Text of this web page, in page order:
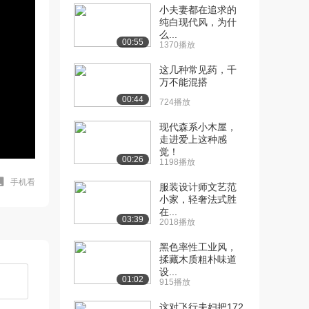
手机看
00:55
小夫妻都在追求的
纯白现代风，为什
么...
1370播放
00:44
这几种常见药，千
万不能混搭
724播放
00:26
现代森系小木屋，
走进爱上这种感
觉！
1198播放
03:39
服装设计师文艺范
小家，轻奢法式胜
在...
2018播放
01:02
黑色率性工业风，
揉藏木质粗朴味道
设...
915播放